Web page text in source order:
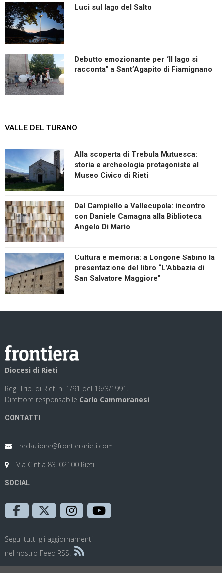
Luci sul lago del Salto
Debutto emozionante per “Il lago si
racconta” a Sant’Agapito di Fiamignano
VALLE DEL TURANO
Alla scoperta di Trebula Mutuesca:
storia e archeologia protagoniste al
Museo Civico di Rieti
Dal Campiello a Vallecupola: incontro
con Daniele Camagna alla Biblioteca
Angelo Di Mario
Cultura e memoria: a Longone Sabino la
presentazione del libro “L’Abbazia di
San Salvatore Maggiore”
Diocesi di Rieti
Reg. Trib. di Rieti n. 1/91 del 16/3/1991.
Direttore responsabile Carlo Cammoranesi
CONTATTI
redazione@frontierarieti.com
Via Cintia 83, 02100 Rieti
SOCIAL
Segui tutti gli aggiornamenti
nel nostro Feed RSS: